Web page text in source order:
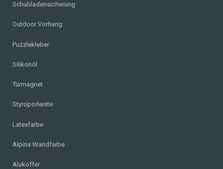
Schubladensicherung
Outdoor Vorhang
Puzzlekleber
Silikonöl
Türmagnet
Styroporleiste
Latexfarbe
Alpina Wandfarbe
Alukoffer